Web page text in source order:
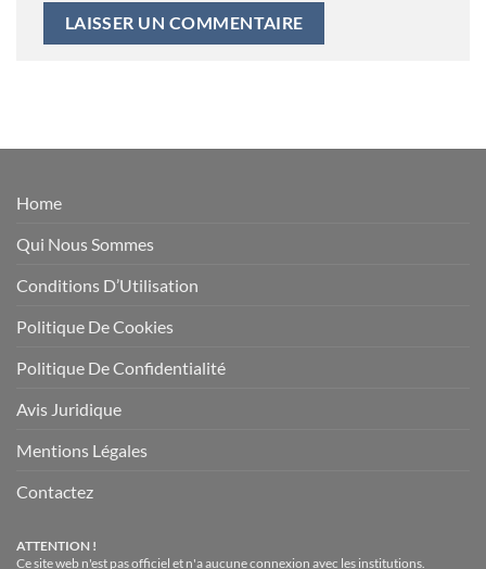
Home
Qui Nous Sommes
Conditions D’Utilisation
Politique De Cookies
Politique De Confidentialité
Avis Juridique
Mentions Légales
Contactez
ATTENTION !
Ce site web n'est pas officiel et n'a aucune connexion avec les institutions.